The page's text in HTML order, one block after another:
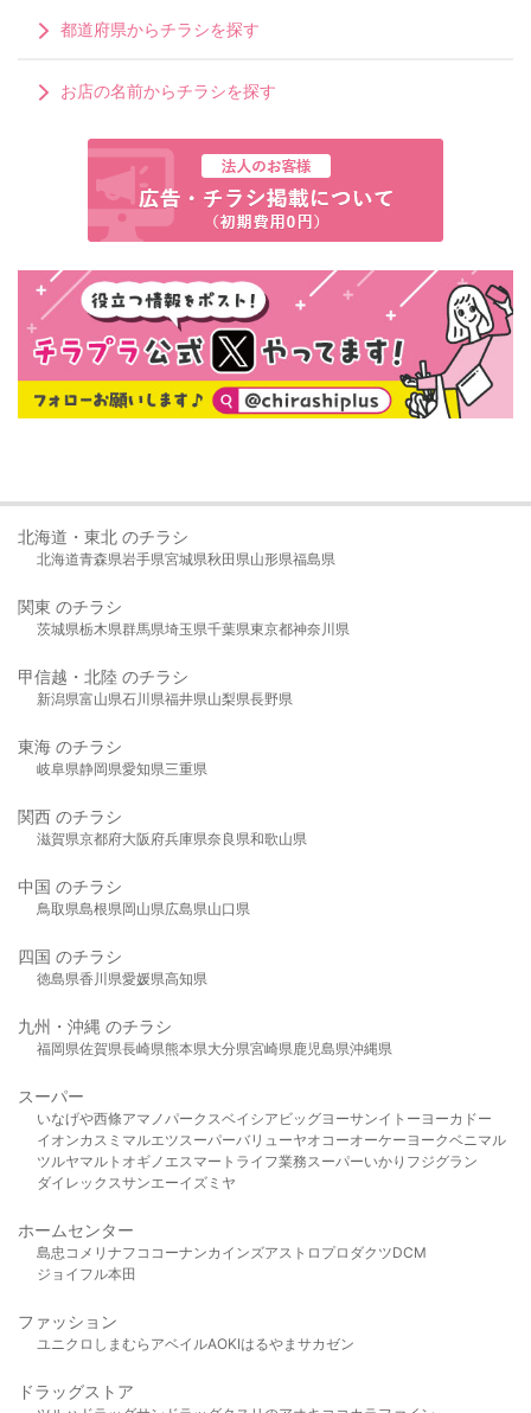
都道府県からチラシを探す
お店の名前からチラシを探す
北海道・東北 のチラシ
北海道青森県岩手県宮城県秋田県山形県福島県
関東 のチラシ
茨城県栃木県群馬県埼玉県千葉県東京都神奈川県
甲信越・北陸 のチラシ
新潟県富山県石川県福井県山梨県長野県
東海 のチラシ
岐阜県静岡県愛知県三重県
関西 のチラシ
滋賀県京都府大阪府兵庫県奈良県和歌山県
中国 のチラシ
鳥取県島根県岡山県広島県山口県
四国 のチラシ
徳島県香川県愛媛県高知県
九州・沖縄 のチラシ
福岡県佐賀県長崎県熊本県大分県宮崎県鹿児島県沖縄県
スーパー
いなげや西條アマノパークスベイシア ビッグヨーサンイトーヨーカドー
イオンカスミ マルエツスーパーバリューヤオコーオーケー ヨークベニマル
ツルヤマルト オギノ エスマート ライフ業務スーパーいかり フジグラン
ダイレックスサンエーイズミヤ
ホームセンター
島忠 コメリ ナフコ コーナンカインズアストロプロダクツDCM
ジョイフル本田
ファッション
ユニクロ しまむら アベイルAOKIはるやま サカゼン
ドラッグストア